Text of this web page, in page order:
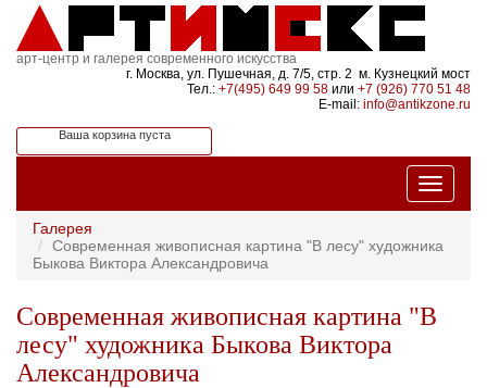
арт-центр и галерея современного искусства
г. Москва, ул. Пушечная, д. 7/5, стр. 2 м. Кузнецкий мост
Тел.: +7(495) 649 99 58 или +7 (926) 770 51 48
E-mail: info@antikzone.ru
Ваша корзина пуста
Галерея
Современная живописная картина "В лесу" художника
Быкова Виктора Александровича
Современная живописная картина "В
лесу" художника Быкова Виктора
Александровича